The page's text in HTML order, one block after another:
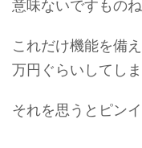
意味ないですものね
これだけ機能を備
万円ぐらいしてしま
それを思うとピン